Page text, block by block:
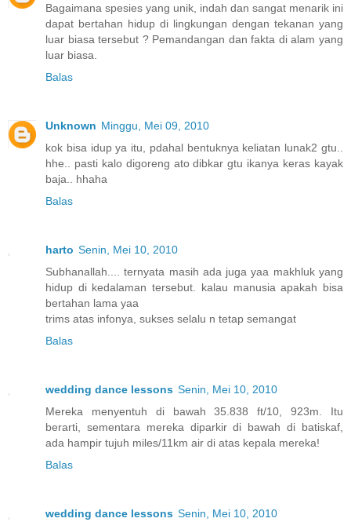
Bagaimana spesies yang unik, indah dan sangat menarik ini
dapat bertahan hidup di lingkungan dengan tekanan yang
luar biasa tersebut ? Pemandangan dan fakta di alam yang
luar biasa.
Balas
Unknown Minggu, Mei 09, 2010
kok bisa idup ya itu, pdahal bentuknya keliatan lunak2 gtu..
hhe.. pasti kalo digoreng ato dibkar gtu ikanya keras kayak
baja.. hhaha
Balas
harto Senin, Mei 10, 2010
Subhanallah.... ternyata masih ada juga yaa makhluk yang
hidup di kedalaman tersebut. kalau manusia apakah bisa
bertahan lama yaa
trims atas infonya, sukses selalu n tetap semangat
Balas
wedding dance lessons Senin, Mei 10, 2010
Mereka menyentuh di bawah 35.838 ft/10, 923m. Itu
berarti, sementara mereka diparkir di bawah di batiskaf,
ada hampir tujuh miles/11km air di atas kepala mereka!
Balas
wedding dance lessons Senin, Mei 10, 2010